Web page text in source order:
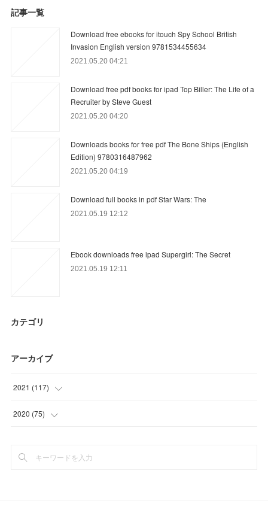
記事一覧
Download free ebooks for itouch Spy School British
Invasion English version 9781534455634
2021.05.20 04:21
Download free pdf books for ipad Top Biller: The Life of a
Recruiter by Steve Guest
2021.05.20 04:20
Downloads books for free pdf The Bone Ships (English
Edition) 9780316487962
2021.05.20 04:19
Download full books in pdf Star Wars: The
2021.05.19 12:12
Ebook downloads free ipad Supergirl: The Secret
2021.05.19 12:11
カテゴリ
アーカイブ
2021 (117)
(35 )
(
2020 (75)
(